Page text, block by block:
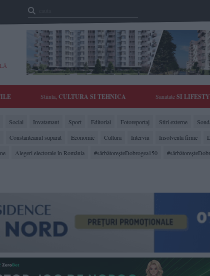
Stiinta, CULTURA SI TEHNICA SanatateSI
Social Invatamant Sport Editorial Fotoreportaj Stiri externe
Constanteanul suparat Economic Cultura Interviu Insolventa firme
Alegeri electorale în România #sărbătoreşteDobrogea150